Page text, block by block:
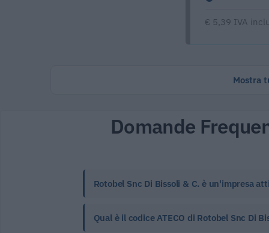
€ 5,39 IVA
Mostra
Domande
Rotobel Snc Di Bissoli & C. è un'impresa
Qual è il codice ATECO di Rotobel Snc Di